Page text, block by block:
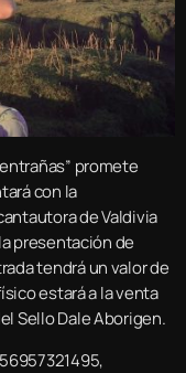
promete
con la
de Valdivia
presentación de
tendrá un valor de
estará a la venta
Sello Dale Aborigen.